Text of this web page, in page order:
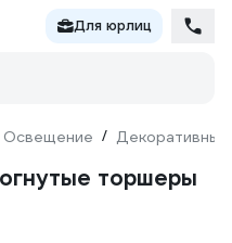
Для юрлиц
Освещение / Декоративный
торшеры